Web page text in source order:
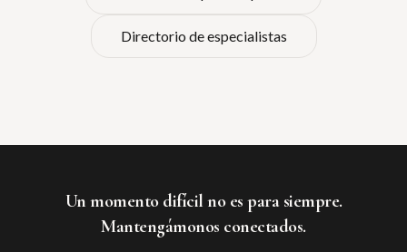
Directorio de especialistas
Un momento difícil no es para siempre.
Mantengámonos conectados.